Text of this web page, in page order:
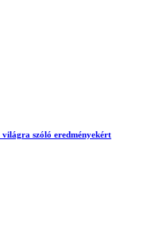
szóló eredményekért